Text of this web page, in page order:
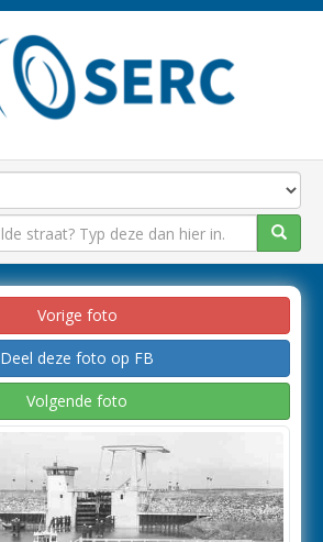
Vorige foto
Deel deze foto op FB
Volgende foto